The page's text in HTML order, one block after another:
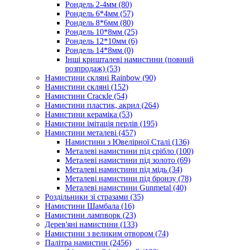
Рондель 2-4мм (80)
Рондель 6*4мм (57)
Рондель 8*6мм (80)
Рондель 10*8мм (25)
Рондель 12*10мм (6)
Рондель 14*8мм (0)
Інші кришталеві намистини (повний
розпродаж) (53)
Намистини скляні Rainbow (90)
Намистини скляні (152)
Намистини Cracкle (54)
Намистини пластик, акрил (264)
Намистини кераміка (53)
Намистини імітація перлів (195)
Намистини металеві (457)
Намистини з Ювелірної Сталі (136)
Металеві намистини під срібло (100)
Металеві намистини під золото (69)
Металеві намистини під мідь (34)
Металеві намистини під бронзу (78)
Металеві намистини Gunmetal (40)
Роздільники зі стразами (35)
Намистини Шамбала (16)
Намистини лампворк (23)
Дерев'яні намистини (133)
Намистини з великим отвором (74)
Палітра намистин (2456)